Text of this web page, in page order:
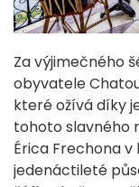
Za výjimečného
obyvatele
které ožívá díky
tohoto slavného
Érica Frechona v
jedenáctileté